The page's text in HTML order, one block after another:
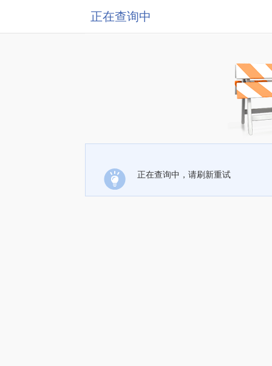
正在查询中
正在查询中，请刷新重试